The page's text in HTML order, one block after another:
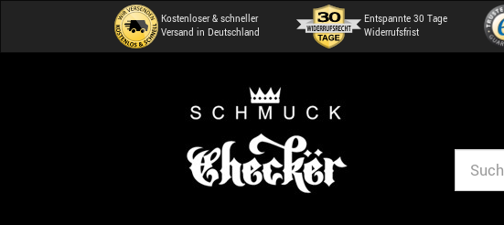
Kostenloser & schneller
Versand in Deutschland
Entspannte 30 Tage
Widerrufsfrist